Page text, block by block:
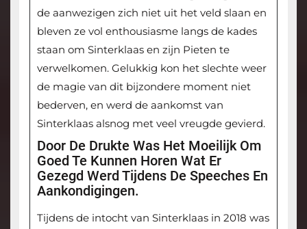
de aanwezigen zich niet uit het veld slaan en
bleven ze vol enthousiasme langs de kades
staan om Sinterklaas en zijn Pieten te
verwelkomen. Gelukkig kon het slechte weer
de magie van dit bijzondere moment niet
bederven, en werd de aankomst van
Sinterklaas alsnog met veel vreugde gevierd.
Door De Drukte Was Het Moeilijk Om
Goed Te Kunnen Horen Wat Er
Gezegd Werd Tijdens De Speeches En
Aankondigingen.
Tijdens de intocht van Sinterklaas in 2018 was